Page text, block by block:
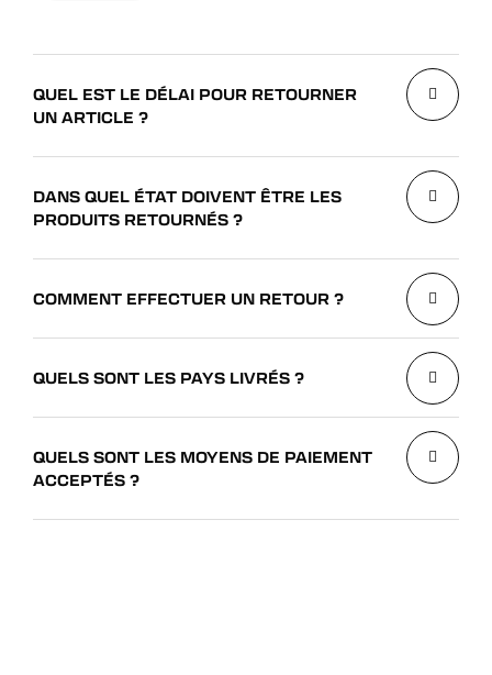
QUEL EST LE DÉLAI POUR RETOURNER
UN ARTICLE ?
DANS QUEL ÉTAT DOIVENT ÊTRE LES
PRODUITS RETOURNÉS ?
COMMENT EFFECTUER UN RETOUR ?
QUELS SONT LES PAYS LIVRÉS ?
QUELS SONT LES MOYENS DE PAIEMENT
ACCEPTÉS ?